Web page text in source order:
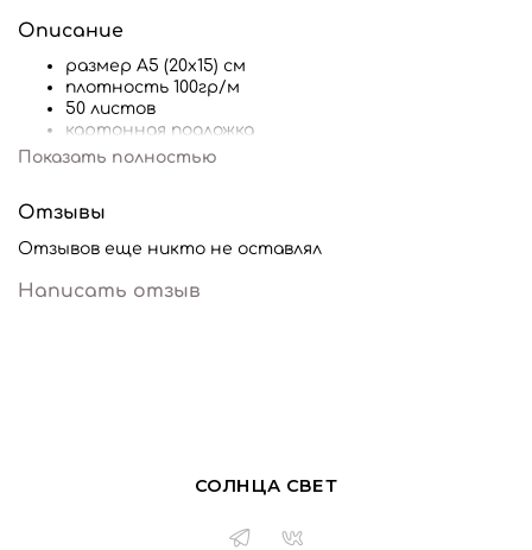
Описание
размер А5 (20х15) см
плотность 100гр/м
50 листов
картонная подложка
Показать полностью
Отзывы
Отзывов еще никто не оставлял
Написать отзыв
СОЛНЦА СВЕТ